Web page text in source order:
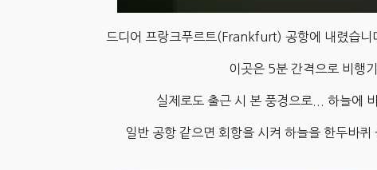
드디어 프랑크푸르트(Frankfurt) 공항에 내렸습니
이곳은 5분 간격으로 비행
실제로도 출근 시 본 풍경으로... 하늘에
일반 공항 같으면 회항을 시켜 하늘을 한두바